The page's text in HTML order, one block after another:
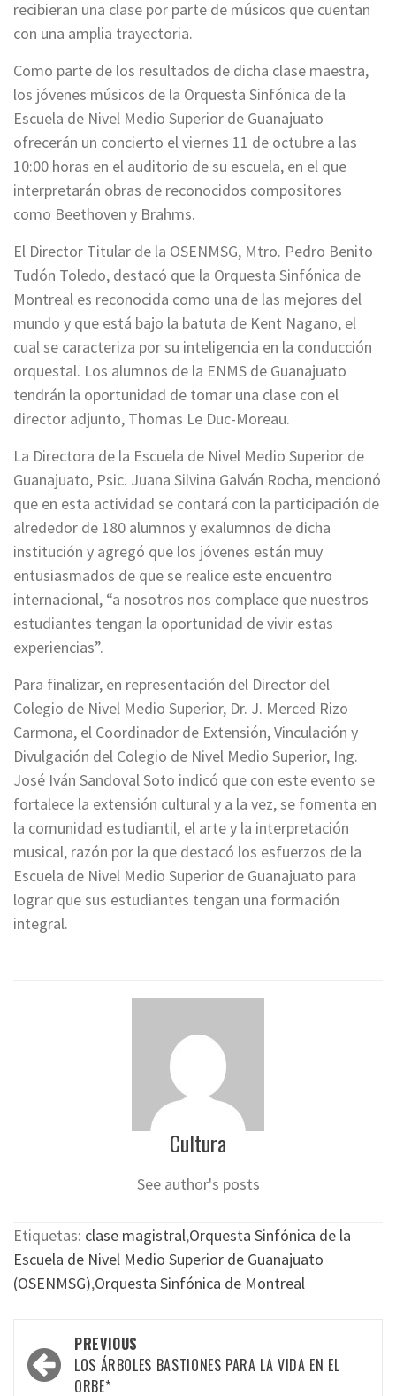
recibieran una clase por parte de músicos que cuentan
con una amplia trayectoria.
Como parte de los resultados de dicha clase maestra,
los jóvenes músicos de la Orquesta Sinfónica de la
Escuela de Nivel Medio Superior de Guanajuato
ofrecerán un concierto el viernes 11 de octubre a las
10:00 horas en el auditorio de su escuela, en el que
interpretarán obras de reconocidos compositores
como Beethoven y Brahms.
El Director Titular de la OSENMSG, Mtro. Pedro Benito
Tudón Toledo, destacó que la Orquesta Sinfónica de
Montreal es reconocida como una de las mejores del
mundo y que está bajo la batuta de Kent Nagano, el
cual se caracteriza por su inteligencia en la conducción
orquestal. Los alumnos de la ENMS de Guanajuato
tendrán la oportunidad de tomar una clase con el
director adjunto, Thomas Le Duc-Moreau.
La Directora de la Escuela de Nivel Medio Superior de
Guanajuato, Psic. Juana Silvina Galván Rocha, mencionó
que en esta actividad se contará con la participación de
alrededor de 180 alumnos y exalumnos de dicha
institución y agregó que los jóvenes están muy
entusiasmados de que se realice este encuentro
internacional, “a nosotros nos complace que nuestros
estudiantes tengan la oportunidad de vivir estas
experiencias”.
Para finalizar, en representación del Director del
Colegio de Nivel Medio Superior, Dr. J. Merced Rizo
Carmona, el Coordinador de Extensión, Vinculación y
Divulgación del Colegio de Nivel Medio Superior, Ing.
José Iván Sandoval Soto indicó que con este evento se
fortalece la extensión cultural y a la vez, se fomenta en
la comunidad estudiantil, el arte y la interpretación
musical, razón por la que destacó los esfuerzos de la
Escuela de Nivel Medio Superior de Guanajuato para
lograr que sus estudiantes tengan una formación
integral.
Cultura
See author's posts
Etiquetas: clase magistral,Orquesta Sinfónica de la
Escuela de Nivel Medio Superior de Guanajuato
(OSENMSG),Orquesta Sinfónica de Montreal
Post
navigation
PREVIOUS
LOS ÁRBOLES BASTIONES PARA LA VIDA EN EL
ORBE*